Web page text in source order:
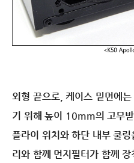
외형 끝으로, 케이스 밑면에
기 위해 높이 10mm의 고무
플라이 위치와 하단 내부 쿨
리와 함께 먼지필터가 함께